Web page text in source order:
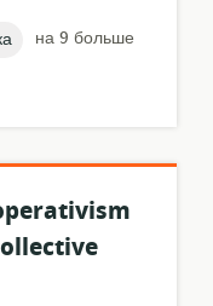
на 9 больше